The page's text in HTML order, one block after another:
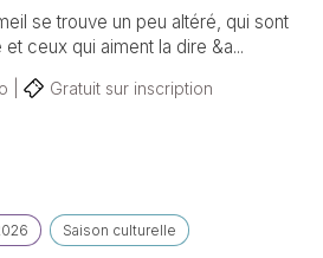
se trouve un peu altéré, qui sont
ceux qui aiment la dire &a...
| Gratuit sur inscription
Saison culturelle